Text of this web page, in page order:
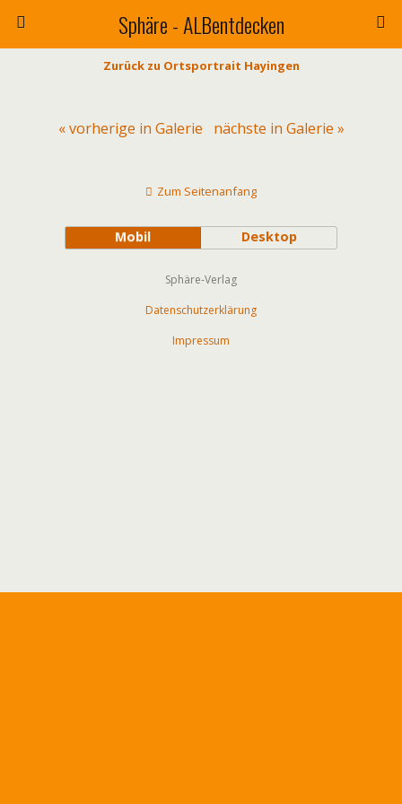
Sphäre - ALBentdecken
Zurück zu Ortsportrait Hayingen
« vorherige in Galerie nächste in Galerie »
Zum Seitenanfang
Mobil Desktop
Sphäre-Verlag
Datenschutzerklärung
Impressum